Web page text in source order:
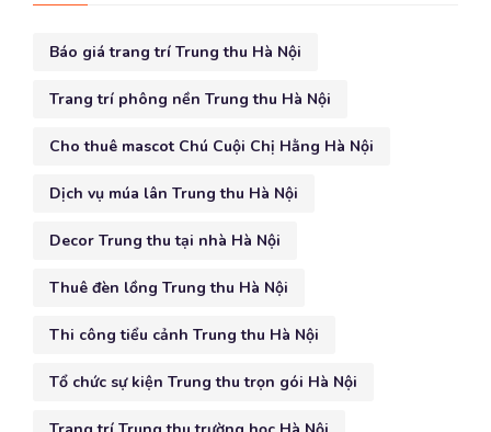
Báo giá trang trí Trung thu Hà Nội
Trang trí phông nền Trung thu Hà Nội
Cho thuê mascot Chú Cuội Chị Hằng Hà Nội
Dịch vụ múa lân Trung thu Hà Nội
Decor Trung thu tại nhà Hà Nội
Thuê đèn lồng Trung thu Hà Nội
Thi công tiểu cảnh Trung thu Hà Nội
Tổ chức sự kiện Trung thu trọn gói Hà Nội